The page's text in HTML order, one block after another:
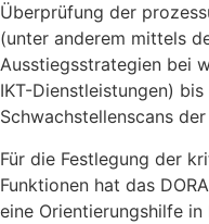
Überprüfung der
(unter anderem mittels
Ausstiegsstrategien bei
IKT-Dienstleistungen)
Schwachstellenscans
Für die Festlegung der
Funktionen hat das
eine Orientierungshilfe